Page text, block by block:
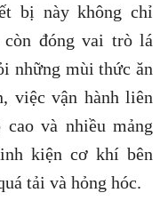
bị này không chỉ
đóng vai trò lá
những mùi thức ăn
việc vận hành liên
và nhiều mảng
kiện cơ khí bên
tải và hỏng hóc.